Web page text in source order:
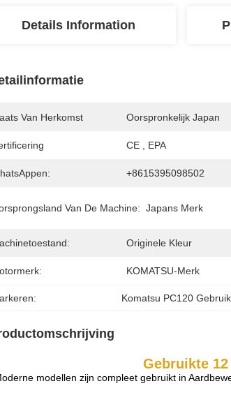
Details Information
Van Herkomst Oorspronkelijk Japan
CE , EPA
+8615395098502
Van De Machine: Japans Merk
Originele Kleur
KOMATSU-Merk
Komatsu PC120
Gebruikte
modellen zijn compleet gebruikt in